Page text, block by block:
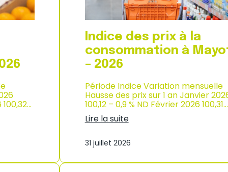
p
r
o
d
u
c
n
e
t
’
m
o
Indice des prix à la
consommation à
– 2026
Période Indice Variation mensuelle
Hausse des prix sur 1 an Janvier
100,12 – 0,9 % ND Février 2026 100,31…
Lire la suite
n
i
31 juillet 2026